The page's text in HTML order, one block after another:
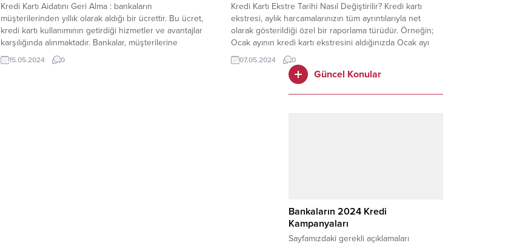
Kredi Kartı Aidatını Geri Alma : bankaların
müşterilerinden yıllık olarak aldığı bir ücrettir. Bu ücret,
kredi kartı kullanımının getirdiği hizmetler ve avantajlar
karşılığında alınmaktadır. Bankalar, müşterilerine
sundukları çeşitli kampanyalar, taksit imkanları ve özel
indirimler gibi hizmetler için kredi kartı aidatı talep
15.05.2024 0
Kredi Kartı Ekstre Tarihi Nasıl Değiştirilir? Kredi kartı
ekstresi, aylık harcamalarınızın tüm ayrıntılarıyla net
olarak gösterildiği özel bir raporlama türüdür. Örneğin;
Ocak ayının kredi kartı ekstresini aldığınızda Ocak ayı
içerisinde yapmış olduğunuz harcama ve alışverişlerinizi,
bu alışverişlerinizde yaptığınız taksitlendirmeleri, asgari
ödeme tutarınızı, dönem borcunuzu ve kalan kullanılabilir
07.05.2024 0
Güncel Konular
Bankaların 2024 Kredi
Kampanyaları
Sayfamızdaki gerekli açıklamaları